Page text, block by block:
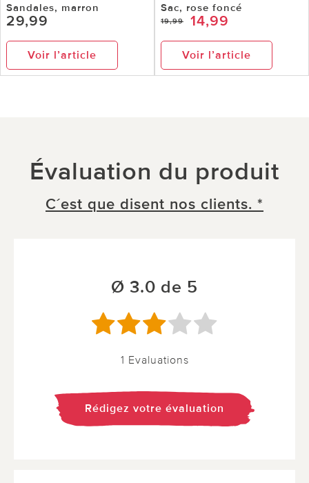
Sandales, marron
29,99
Voir l’article
Sac, rose foncé
19,99 14,99
Voir l’article
Évaluation du produit
C´est que disent nos clients. *
Ø 3.0 de 5
1 Evaluations
Rédigez votre évaluation